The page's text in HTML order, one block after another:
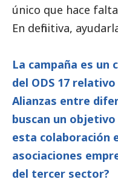
único que hace
En definitiva,
La campaña es un
del ODS 17
Alianzas entre
buscan un objetivo
esta colaboración
asociaciones
del tercer sector?